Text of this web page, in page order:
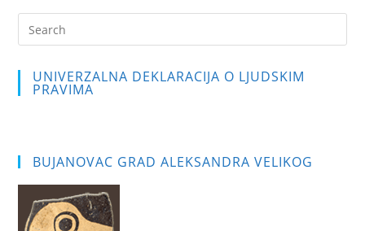
UNIVERZALNA DEKLARACIJA O LJUDSKIM
PRAVIMA
BUJANOVAC GRAD ALEKSANDRA VELIKOG